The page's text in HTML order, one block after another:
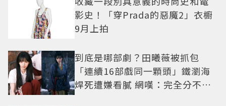
影史！「穿Prada的惡魔2」衣櫥
9月上拍
到底是哪部劇？田曦薇被抓包
「連續16部戲同一顆頭」鐵瀏海
焊死遭嫌看膩 網嘆：完全分不出